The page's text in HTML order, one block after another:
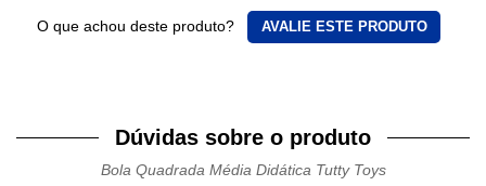
O que achou deste produto? AVALIE ESTE PRODUTO
Dúvidas sobre o produto
Bola Quadrada Média Didática Tutty Toys